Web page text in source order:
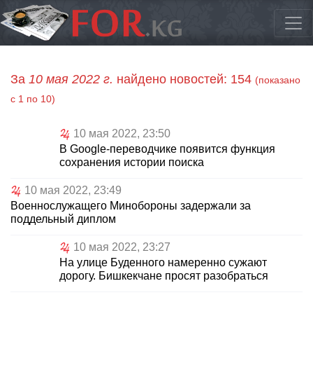
За 10 мая 2022 г. найдено новостей: 154 (показано
с 1 по 10)
10 мая 2022, 23:50
В Google-переводчике появится функция
сохранения истории поиска
10 мая 2022, 23:49
Военнослужащего Минобороны задержали за
поддельный диплом
10 мая 2022, 23:27
На улице Буденного намеренно сужают
дорогу. Бишкекчане просят разобраться